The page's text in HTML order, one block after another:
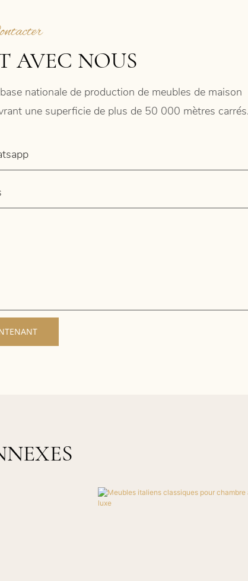
AVEC NOUS
nationale de production de meubles de maison
une superficie de plus de 50 000 mètres carrés.